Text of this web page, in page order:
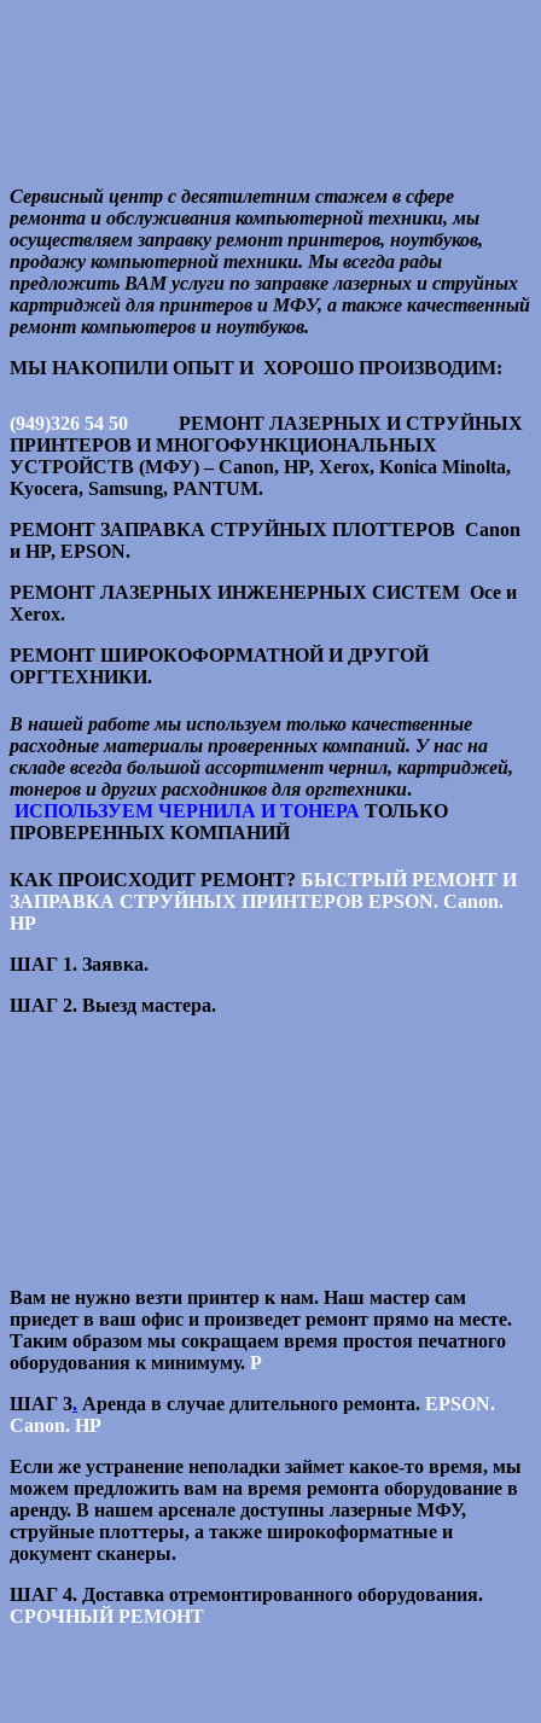
Донецк
Улица Челюскинцев, 184 — Яндекс Карты
Сервисный центр с десятилетним стажем в сфере
ремонта и обслуживания компьютерной техники, мы
осуществляем заправку ремонт принтеров, ноутбуков,
продажу компьютерной техники. Мы всегда рады
предложить ВАМ услуги по заправке лазерных и струйных
картриджей для принтеров и МФУ, а также качественный
ремонт компьютеров и ноутбуков.
МЫ НАКОПИЛИ ОПЫТ И ХОРОШО ПРОИЗВОДИМ:
(949)326 54 50
РЕМОНТ ЛАЗЕРНЫХ И СТРУЙНЫХ
ПРИНТЕРОВ И МНОГОФУНКЦИОНАЛЬНЫХ
УСТРОЙСТВ (МФУ) – Canon, HP, Xerox, Konica Minolta,
Kyocera, Samsung, PANTUM.
РЕМОНТ ЗАПРАВКА СТРУЙНЫХ ПЛОТТЕРОВ Canon
и HP, EPSON.
РЕМОНТ ЛАЗЕРНЫХ ИНЖЕНЕРНЫХ СИСТЕМ Oce и
Xerox.
РЕМОНТ ШИРОКОФОРМАТНОЙ И ДРУГОЙ
ОРГТЕХНИКИ.
В нашей работе мы используем только качественные
расходные материалы проверенных компаний. У нас на
складе всегда большой ассортимент чернил, картриджей,
тонеров и других расходников для оргтехники.
ИСПОЛЬЗУЕМ ЧЕРНИЛА И ТОНЕРА ТОЛЬКО
ПРОВЕРЕННЫХ КОМПАНИЙ
КАК ПРОИСХОДИТ РЕМОНТ? БЫСТРЫЙ РЕМОНТ И
ЗАПРАВКА СТРУЙНЫХ ПРИНТЕРОВ EPSON. Canon.
HP
ШАГ 1. Заявка.
ШАГ 2. Выезд мастера.
Вам не нужно везти принтер к нам. Наш мастер сам
приедет в ваш офис и произведет ремонт прямо на месте.
Таким образом мы сокращаем время простоя печатного
оборудования к минимуму. Р
ШАГ 3. Аренда в случае длительного ремонта. EPSON.
Canon. HP
Если же устранение неполадки займет какое-то время, мы
можем предложить вам на время ремонта оборудование в
аренду. В нашем арсенале доступны лазерные МФУ,
струйные плоттеры, а также широкоформатные и
документ сканеры.
ШАГ 4. Доставка отремонтированного оборудования.
СРОЧНЫЙ РЕМОНТ